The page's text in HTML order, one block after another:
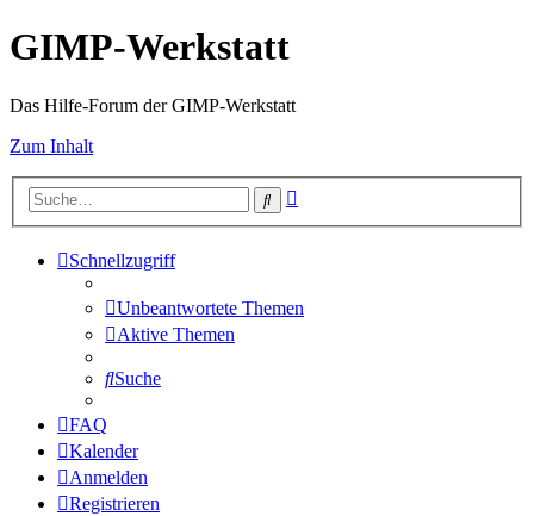
GIMP-Werkstatt
Das Hilfe-Forum der GIMP-Werkstatt
Zum Inhalt
Suche
Schnellzugriff
Unbeantwortete Themen
Aktive Themen
Suche
FAQ
Kalender
Anmelden
Registrieren